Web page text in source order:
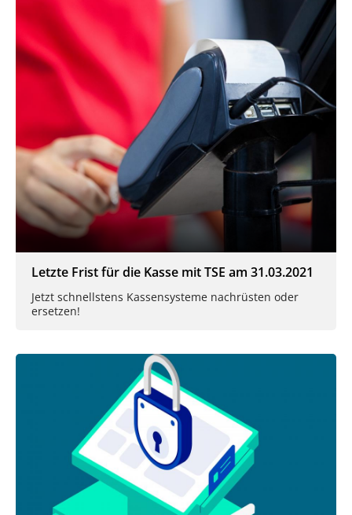
Letzte Frist für die Kasse mit TSE am 31.03.2021
Jetzt schnellstens Kassensysteme nachrüsten oder
ersetzen!